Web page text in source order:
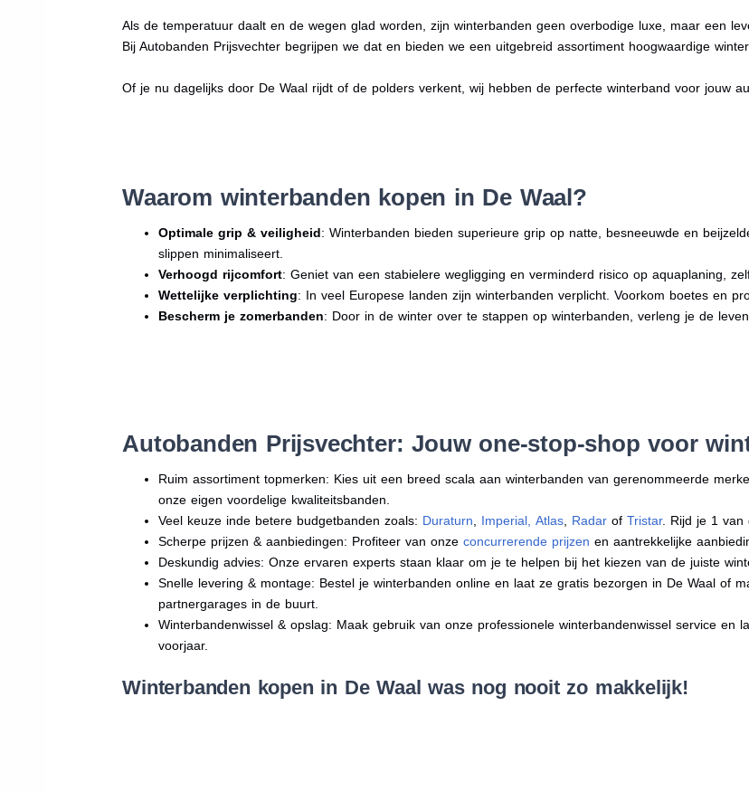
Als de temperatuur daalt en de wegen glad worden, zijn winterbanden geen overbodige luxe, maar een
Bij Autobanden Prijsvechter begrijpen we dat en bieden we een uitgebreid assortiment hoogwaardige
Of je nu dagelijks door De Waal rijdt of de polders verkent, wij hebben de perfecte winterband voor jouw
Waarom winterbanden kopen in De Waal?
Optimale grip & veiligheid: Winterbanden bieden superieure grip op natte, besneeuwde en
slippen minimaliseert.
Verhoogd rijcomfort: Geniet van een stabielere wegligging en verminderd risico op aquaplaning,
Wettelijke verplichting: In veel Europese landen zijn winterbanden verplicht. Voorkom boetes en
Bescherm je zomerbanden: Door in de winter over te stappen op winterbanden, verleng je de
Autobanden Prijsvechter: Jouw one-stop-shop voor
Ruim assortiment topmerken: Kies uit een breed scala aan winterbanden van gerenommeerde
onze eigen voordelige kwaliteitsbanden.
Veel keuze inde betere budgetbanden zoals: Duraturn Imperial Atlas Radar ofTristar. Rijd je 1 van
Scherpe prijzen & aanbiedingen: Profiteer van onzeconcurrerende prijzen en aantrekkelijke
Deskundig advies: Onze ervaren experts staan klaar om je te helpen bij het kiezen van de juiste
Snelle levering & montage: Bestel je winterbanden online en laat ze gratis bezorgen in De Waal of
partnergarages in de buurt.
Winterbandenwissel & opslag: Maak gebruik van onze professionele winterbandenwissel service
voorjaar.
Winterbanden kopen in De Waal was nog nooit zo makkelijk!